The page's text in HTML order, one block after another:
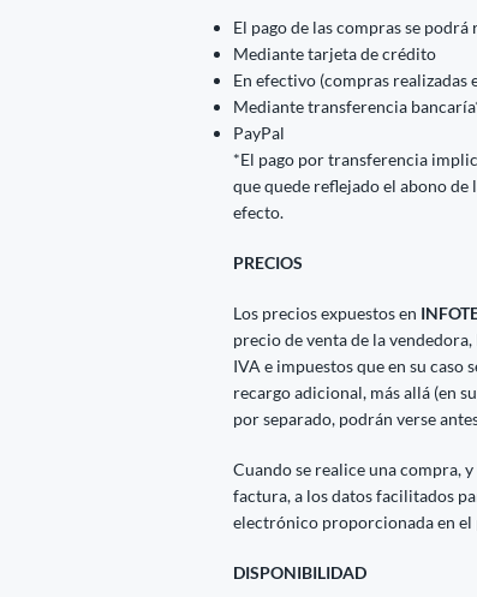
El pago de las compras se podrá
Mediante tarjeta de crédito
En efectivo (compras realizadas
Mediante transferencia
PayPal
*El pago por transferencia
que quede reflejado el abono
efecto.
PRECIOS
Los precios expuestos en
precio de venta de la
IVA e impuestos que en su
recargo adicional, más allá (en
por separado, podrán verse
Cuando se realice una compra,
factura, a los datos facilitados
electrónico proporcionada en el
DISPONIBILIDAD